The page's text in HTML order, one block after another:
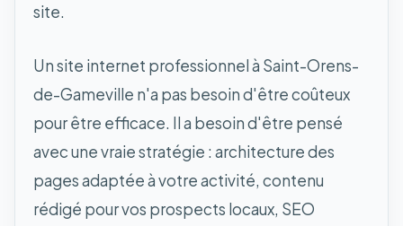
site.
Un site internet professionnel à Saint-Orens-
de-Gameville n'a pas besoin d'être coûteux
pour être efficace. Il a besoin d'être pensé
avec une vraie stratégie : architecture des
pages adaptée à votre activité, contenu
rédigé pour vos prospects locaux, SEO